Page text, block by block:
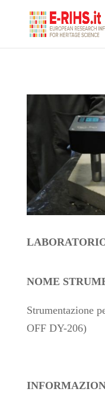
NOME
Strumentazione
OFF DY-206)